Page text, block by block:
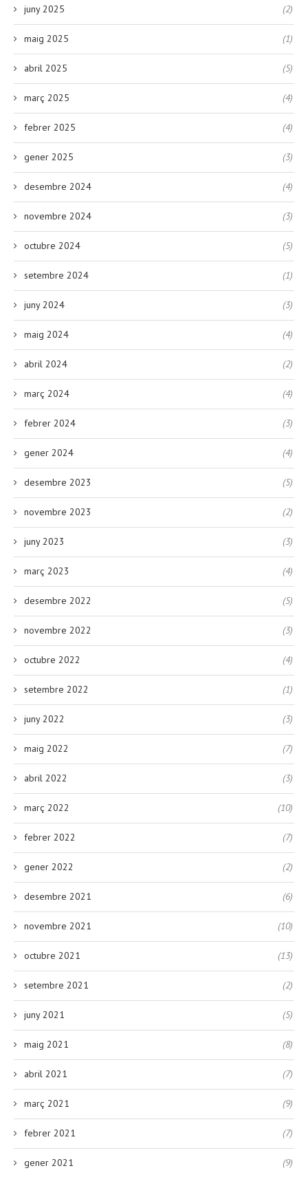
juny 2025 (2)
maig 2025 (1)
abril 2025 (5)
març 2025 (4)
febrer 2025 (4)
gener 2025 (3)
desembre 2024 (4)
novembre 2024 (3)
octubre 2024 (5)
setembre 2024 (1)
juny 2024 (3)
maig 2024 (4)
abril 2024 (2)
març 2024 (4)
febrer 2024 (3)
gener 2024 (4)
desembre 2023 (5)
novembre 2023 (2)
juny 2023 (3)
març 2023 (4)
desembre 2022 (5)
novembre 2022 (3)
octubre 2022 (4)
setembre 2022 (1)
juny 2022 (3)
maig 2022 (7)
abril 2022 (3)
març 2022 (10)
febrer 2022 (7)
gener 2022 (2)
desembre 2021 (6)
novembre 2021 (10)
octubre 2021 (13)
setembre 2021 (2)
juny 2021 (5)
maig 2021 (8)
abril 2021 (7)
març 2021 (9)
febrer 2021 (7)
gener 2021 (9)